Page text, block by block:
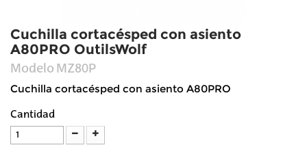
Cuchilla cortacésped con asiento
A80PRO OutilsWolf
Modelo MZ80P
Cuchilla cortacésped con asiento A80PRO
Cantidad